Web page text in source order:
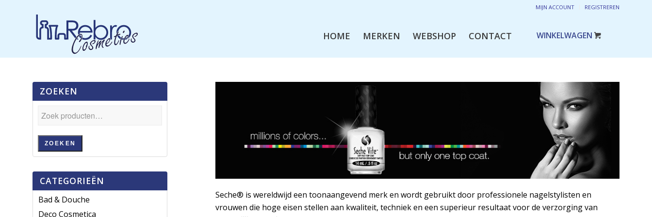
MIJN ACCOUNT REGISTREREN
HOME MERKEN WEBSHOP CONTACT
Seche® is wereldwijd een toonaangevend merk en wordt gebruikt door professionele nagelstylisten en
vrouwen die hoge eisen stellen aan kwaliteit, techniek en een superieur resultaat voor de verzorging van
ZOEKEN
ZOEKEN
CATEGORIEËN
Bad & Douche
Deco Cosmetica